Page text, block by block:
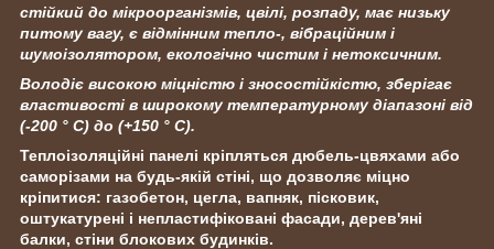
стійкий до мікроорганізмів, цвілі, розпаду, має низьку
питому вагу, є відмінним тепло-, вібраційним і
шумоізолятором, екологічно чистим і нетоксичним.
Володіє високою міцністю і зносостійкістю, зберігає
властивості в широкому температурному діапазоні від
(-200 ° С) до (+150 ° С).
Теплоізоляційні панелі кріпляться дюбель-цвяхами або
саморізами на будь-якій стіні, що дозволяє міцно
кріпитися: газобетон, цегла, вапняк, пісковик,
оштукатурені і непластифіковані фасади, дерев'яні
балки, стіни блокових будинків.